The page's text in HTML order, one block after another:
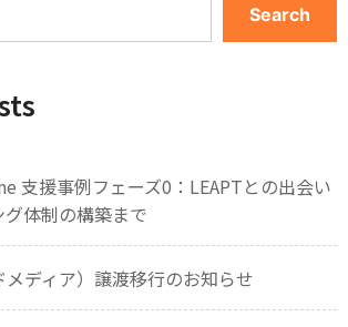
Search
支援事例フェーズ0：LEAPTとの出会い
体制の構築まで
ディア）譲渡移行のお知らせ